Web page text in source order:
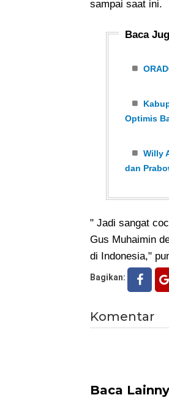
sampai saat ini.
Baca
Optimis
Willy
dan
" Jadi sangat
Gus Muhaimin
di Indonesia,"
Bagikan:
Komentar
Baca